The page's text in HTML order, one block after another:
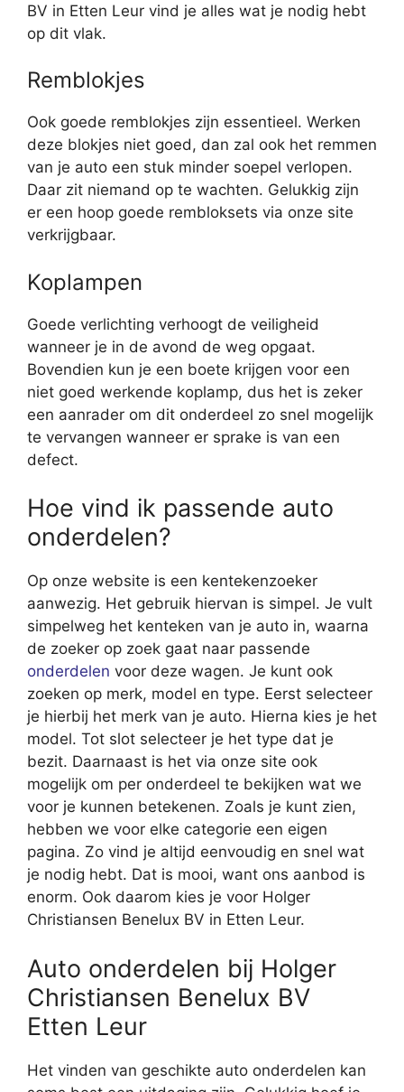
BV in Etten Leur vind je alles wat je nodig hebt
op dit vlak.
Remblokjes
Ook goede remblokjes zijn essentieel. Werken
deze blokjes niet goed, dan zal ook het remmen
van je auto een stuk minder soepel verlopen.
Daar zit niemand op te wachten. Gelukkig zijn
er een hoop goede rembloksets via onze site
verkrijgbaar.
Koplampen
Goede verlichting verhoogt de veiligheid
wanneer je in de avond de weg opgaat.
Bovendien kun je een boete krijgen voor een
niet goed werkende koplamp, dus het is zeker
een aanrader om dit onderdeel zo snel mogelijk
te vervangen wanneer er sprake is van een
defect.
Hoe vind ik passende auto
onderdelen?
Op onze website is een kentekenzoeker
aanwezig. Het gebruik hiervan is simpel. Je vult
simpelweg het kenteken van je auto in, waarna
de zoeker op zoek gaat naar passende
onderdelen voor deze wagen. Je kunt ook
zoeken op merk, model en type. Eerst selecteer
je hierbij het merk van je auto. Hierna kies je het
model. Tot slot selecteer je het type dat je
bezit. Daarnaast is het via onze site ook
mogelijk om per onderdeel te bekijken wat we
voor je kunnen betekenen. Zoals je kunt zien,
hebben we voor elke categorie een eigen
pagina. Zo vind je altijd eenvoudig en snel wat
je nodig hebt. Dat is mooi, want ons aanbod is
enorm. Ook daarom kies je voor Holger
Christiansen Benelux BV in Etten Leur.
Auto onderdelen bij Holger
Christiansen Benelux BV
Etten Leur
Het vinden van geschikte auto onderdelen kan